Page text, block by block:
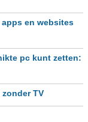
en websites
pc kunt zetten:
TV